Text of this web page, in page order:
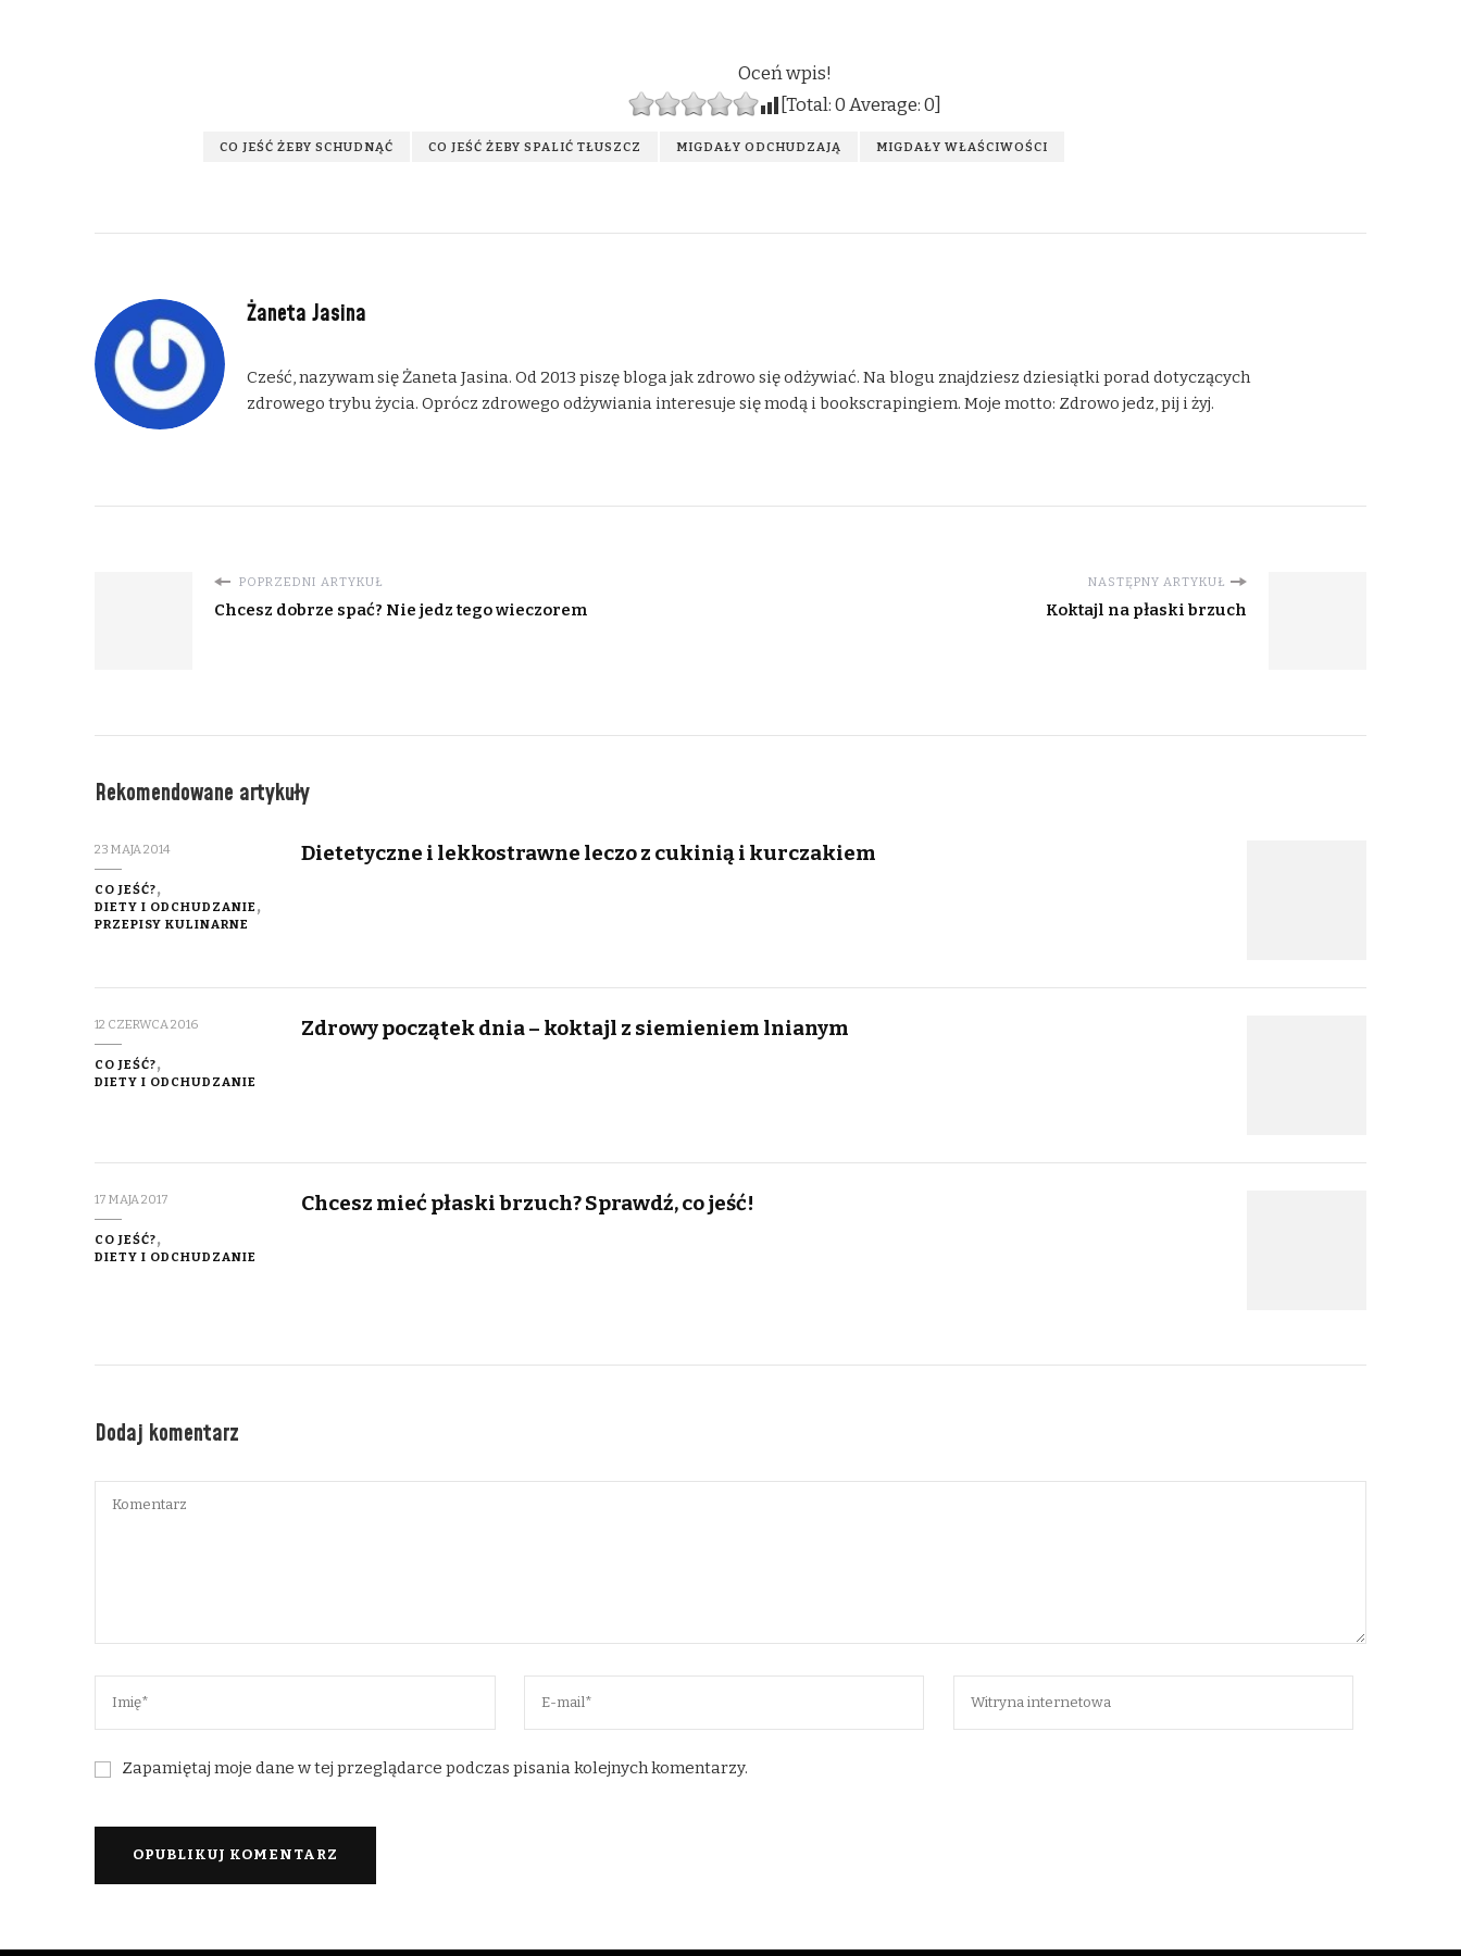
Oceń wpis!
[Total:0Average:0
CO JEŚĆ ŻEBY SCHUDNĄĆ CO JEŚĆ ŻEBY SPALIĆ TŁUSZCZ MIGDAŁY ODCHUDZAJĄ MIGDAŁY WŁAŚCIWOŚCI
Żaneta Jasina
Cześć, nazywam się Żaneta Jasina. Od 2013 piszę bloga jak zdrowo się odżywiać. Na blogu znajdziesz dziesiątki porad dotyczących
zdrowego trybu życia. Oprócz zdrowego odżywiania interesuje się modą i bookscrapingiem. Moje motto: Zdrowo jedz, pij i żyj.
POPRZEDNI ARTYKUŁ
Chcesz dobrze spać? Nie jedz tego wieczorem
NASTĘPNY ARTYKUŁ
Koktajl na płaski brzuch
Rekomendowane artykuły
23 MAJA 2014
CO JEŚĆ?
DIETY I ODCHUDZANIE
PRZEPISY KULINARNE
Dietetyczne i lekkostrawne leczo z cukinią i kurczakiem
12 CZERWCA 2016
CO JEŚĆ?
DIETY I ODCHUDZANIE
Zdrowy początek dnia – koktajl z siemieniem lnianym
17 MAJA 2017
CO JEŚĆ?
DIETY I ODCHUDZANIE
Chcesz mieć płaski brzuch? Sprawdź, co jeść!
Dodaj komentarz
Zapamiętaj moje dane w tej przeglądarce podczas pisania kolejnych komentarzy.